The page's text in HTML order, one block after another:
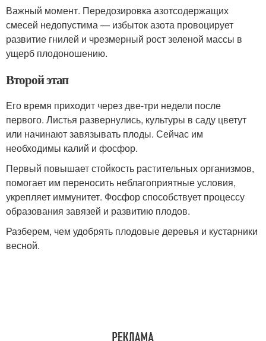
Важный момент. Передозировка азотсодержащих
смесей недопустима — избыток азота провоцирует
развитие гнилей и чрезмерный рост зеленой массы в
ущерб плодоношению.
Второй этап
Его время приходит через две-три недели после
первого. Листья развернулись, культуры в саду цветут
или начинают завязывать плоды. Сейчас им
необходимы калий и фосфор.
Первый повышает стойкость растительных организмов,
помогает им переносить неблагоприятные условия,
укрепляет иммунитет. Фосфор способствует процессу
образования завязей и развитию плодов.
Разберем, чем удобрять плодовые деревья и кустарники
весной.